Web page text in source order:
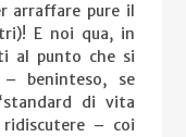
arraffare pure il
E noi qua, in
al punto che si
beninteso, se
di vita
– coi